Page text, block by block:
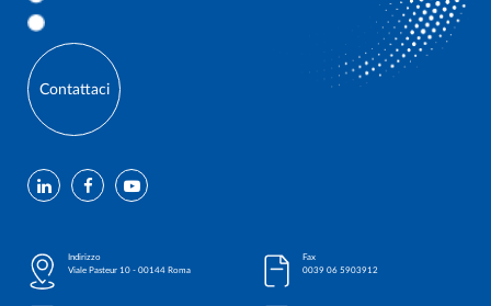
Contattaci
Indirizzo
Viale Pasteur 10 - 00144 Roma
Fax
0039 06 5903912